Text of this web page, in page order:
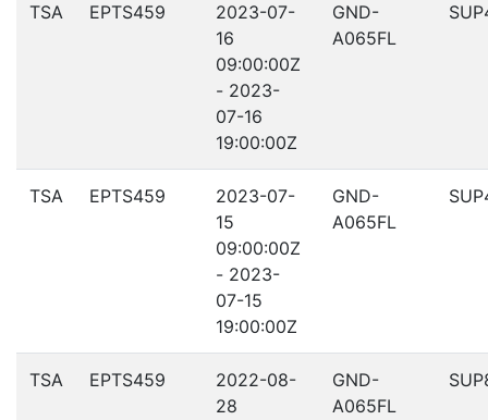
TSA EPTS459
2023-07-
16
09:00:00Z
- 2023-
07-16
19:00:00Z
GND-
A065FL
TSA EPTS459
2023-07-
15
09:00:00Z
- 2023-
07-15
19:00:00Z
GND-
A065FL
TSA EPTS459
2022-08-
28
GND-
A065FL